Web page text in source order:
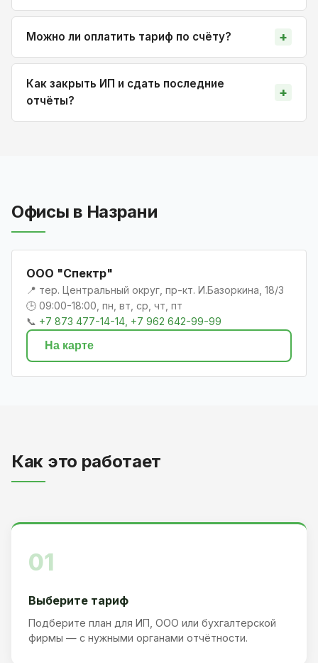
Можно ли оплатить тариф по счёту?
Как закрыть ИП и сдать последние
отчёты?
Офисы в Назрани
ООО "Спектр"
📍 тер. Центральный округ, пр-кт. И.Базоркина, 18/3
🕒 09:00-18:00, пн, вт, ср, чт, пт
📞 +7 873 477-14-14, +7 962 642-99-99
На карте
Как это работает
01
Выберите тариф
Подберите план для ИП, ООО или бухгалтерской
фирмы — с нужными органами отчётности.